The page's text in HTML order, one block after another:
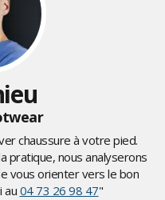
chaussure à votre pied.
pratique, nous analyserons
vous orienter vers le bon
au 04 73 26 98 47"